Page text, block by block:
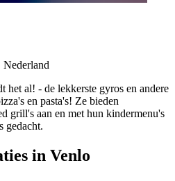
Nederland
het al! - de lekkerste gyros en andere
en pasta's! Ze bieden
grill's aan en met hun kindermenu's
gedacht.
in Venlo